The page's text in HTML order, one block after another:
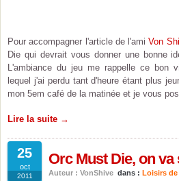
Pour accompagner l'article de l'amiVon
Die qui devrait vous donner une bonne
L'ambiance du jeu me rappelle ce bon
lequel j'ai perdu tant d'heure étant plus
mon 5em café de la matinée et je vous
Lire la suite →
25
oct
2011
Orc Must Die, on
Auteur : VonShive dans : Loisirs